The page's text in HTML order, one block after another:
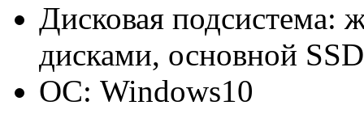
Дисковая подсистема:
дисками, основной SSD
ОС: Windows10